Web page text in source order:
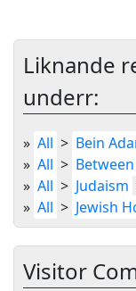
Liknande
underr:
» All > Bein
» All >
» All > Judaism
» All > Jewish
Visitor